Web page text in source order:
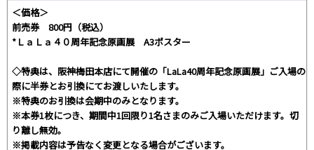
＜価格＞
前売券 800円（税込）
*ＬａＬａ４０周年記念原画展 A3ポスター
◇特典は、阪神梅田本店にて開催の「LaLa40周年記念原画展」ご入場の
際に半券とお引換にてお渡しいたします。
※特典のお引換は会期中のみとなります。
※本券1枚につき、期間中1回限り1名さまのみご入場いただけます。切
り離し無効。
※掲載内容は予告なく変更となる場合がございます。